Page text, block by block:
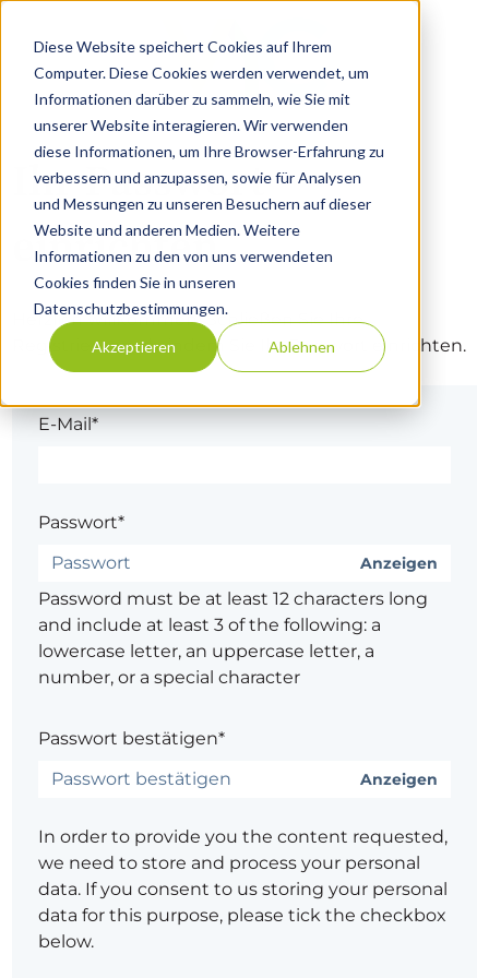
Diese Website speichert Cookies auf Ihrem
Computer. Diese Cookies werden verwendet, um
Informationen darüber zu sammeln, wie Sie mit
unserer Website interagieren. Wir verwenden
diese Informationen, um Ihre Browser-Erfahrung zu
verbessern und anzupassen, sowie für Analysen
und Messungen zu unseren Besuchern auf dieser
Website und anderen Medien. Weitere
Informationen zu den von uns verwendeten
Cookies finden Sie in unseren
Datenschutzbestimmungen.
Akzeptieren Ablehnen
Ihr Passwort
einrichten
Herzlich willkommen! Schließen Sie Ihre
Registrierung ab, indem Sie Ihr Passwort einrichten.
E-Mail*
Passwort*
Anzeigen
Password must be at least 12 characters long
and include at least 3 of the following: a
lowercase letter, an uppercase letter, a
number, or a special character
Passwort bestätigen*
Anzeigen
In order to provide you the content requested,
we need to store and process your personal
data. If you consent to us storing your personal
data for this purpose, please tick the checkbox
below.